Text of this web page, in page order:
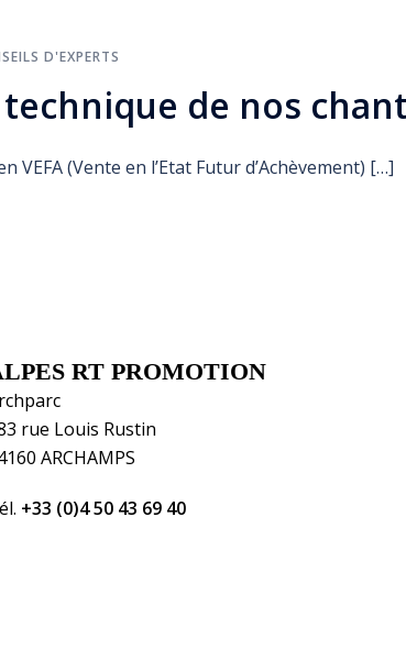
D'EXPERTS
de nos
VEFA (Vente en l’Etat Futur d’Achèvement) […]
RT PROMOTION
rue Louis Rustin
ARCHAMPS
+33 (0)4 50 43 69 40